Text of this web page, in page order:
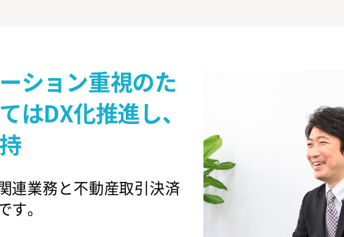
ション重視のた
はDX化推進し、
連業務と不動産取引決済
。